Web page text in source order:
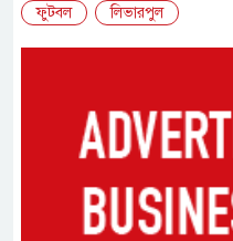
ফুটবল
লিভারপুল